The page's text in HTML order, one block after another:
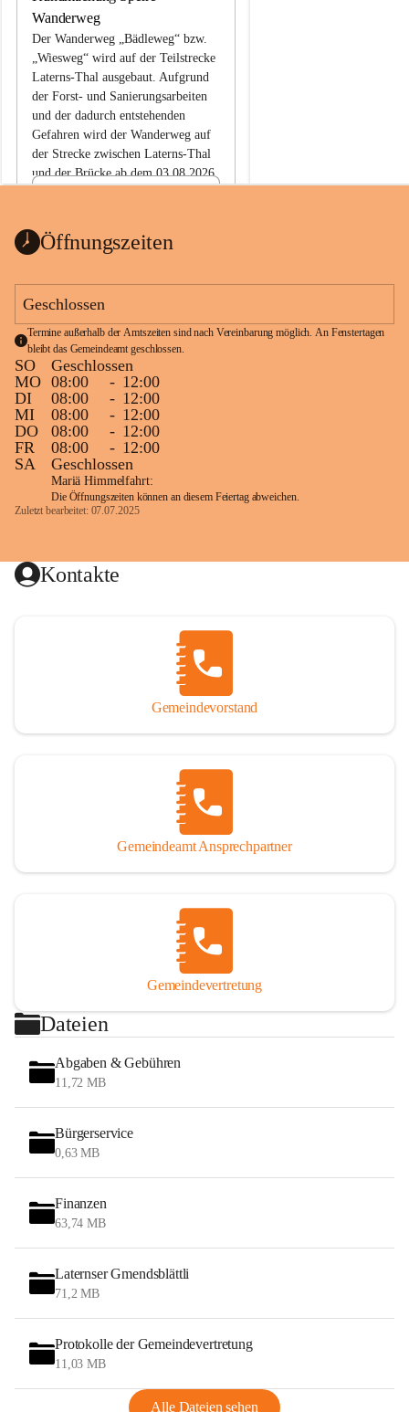
Wanderweg
Der Wanderweg „Bädleweg“ bzw.
„Wiesweg“ wird auf der Teilstrecke
Laterns-Thal ausgebaut. Aufgrund
der Forst- und Sanierungsarbeiten
und der dadurch entstehenden
Gefahren wird der Wanderweg auf
der Strecke zwischen Laterns-Thal
und der Brücke ab dem 03.08.2026
ht
1 Seite•0,1 MB
Öffnungszeiten
Geschlossen
Termine außerhalb der Amtszeiten sind nach Vereinbarung möglich. An Fenstertagen
bleibt das Gemeindeamt geschlossen.
SO
Geschlossen
MO 08:00 - 12:00
DI
08:00 - 12:00
MI
08:00 - 12:00
DO
08:00 - 12:00
FR
08:00 - 12:00
SA
Geschlossen
Mariä Himmelfahrt:
Die Öffnungszeiten können an diesem Feiertag abweichen.
Zuletzt bearbeitet: 07.07.2025
Kontakte
Gemeindevorstand
Gemeindeamt Ansprechpartner
Gemeindevertretung
Dateien
Abgaben & Gebühren
11,72 MB
Bürgerservice
0,63 MB
Finanzen
63,74 MB
Laternser Gmendsblättli
71,2 MB
Protokolle der Gemeindevertretung
11,03 MB
Alle Dateien sehen